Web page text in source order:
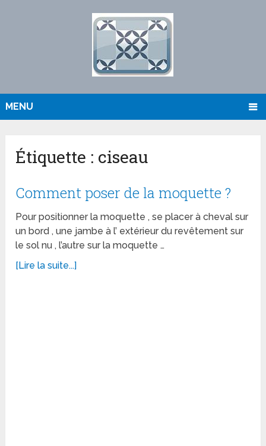
MENU
Étiquette : ciseau
Comment poser de la moquette ?
Pour positionner la moquette , se placer à cheval sur
un bord , une jambe à l’ extérieur du revêtement sur
le sol nu , l’autre sur la moquette …
[Lire la suite...]